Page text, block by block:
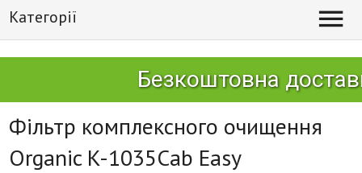
Категорії 
Безкоштовна
Фільтр комплексного очищення
Organic K-1035Cab Easy